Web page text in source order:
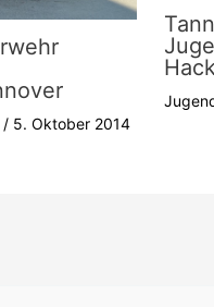
5. Oktober 2014